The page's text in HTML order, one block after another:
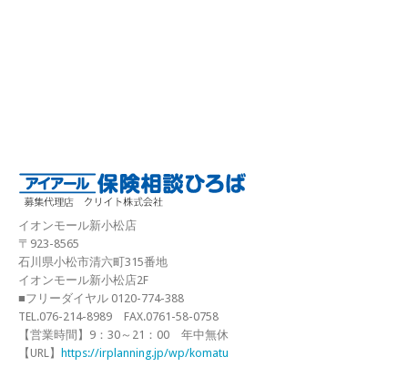
イオンモール新小松店
〒923-8565
石川県小松市清六町315番地
イオンモール新小松店2F
■フリーダイヤル 0120-774-388
TEL.076-214-8989 FAX.0761-58-0758
【営業時間】9：30～21：00 年中無休
【URL】 https://irplanning.jp/wp/komatu